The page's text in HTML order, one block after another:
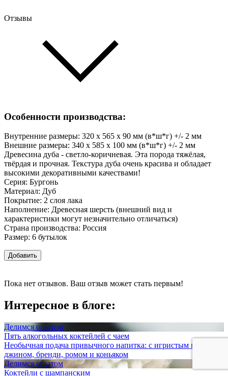
Отзывы
Особенности производства:
Внутренние размеры: 320 х 565 х 90 мм (в*ш*г) +/- 2 мм
Внешние размеры: 340 х 585 х 100 мм (в*ш*г) +/- 2 мм
Древесина дуба - светло-коричневая. Эта порода тяжёлая,
твёрдая и прочная. Текстура дуба очень красива и обладает
высокими декоративными качествами!
Серия: Бургонь
Материал: Дуб
Покрытие: 2 слоя лака
Наполнение: Древесная шерсть (внешний вид и
характеристики могут незначительно отличаться)
Страна производства: Россия
Размер: 6 бутылок
Добавить
Пока нет отзывов. Ваш отзыв может стать первым!
Интересное в блоге:
Делимся опытом
Пять алкогольных коктейлей с чаем
Необычная подача привычного напитка: с игристым вином,
джином, бренди, ромом и коньяком
Делимся опытом
Коктейли с шампанским